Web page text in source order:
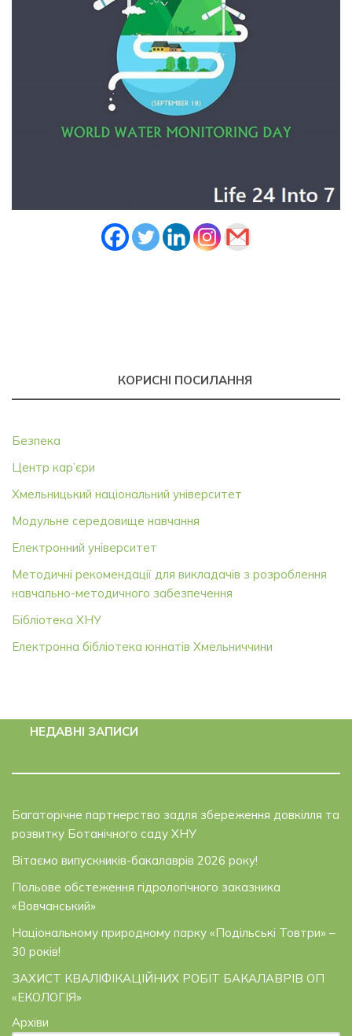
КОРИСНІ ПОСИЛАННЯ
Безпека
Центр кар’єри
Хмельницький національний університет
Модульне середовище навчання
Електронний університет
Методичні рекомендації для викладачів з розроблення
навчально-методичного забезпечення
Бібліотека ХНУ
Електронна бібліотека юннатів Хмельниччини
НЕДАВНІ ЗАПИСИ
Багаторічне партнерство задля збереження довкілля та
розвитку Ботанічного саду ХНУ
Вітаємо випускників-бакалаврів 2026 року!
Польове обстеження гідрологічного заказника
«Вовчанський»
Національному природному парку «Подільські Товтри» –
30 років!
ЗАХИСТ КВАЛІФІКАЦІЙНИХ РОБІТ БАКАЛАВРІВ ОП
«ЕКОЛОГІЯ»
Архіви